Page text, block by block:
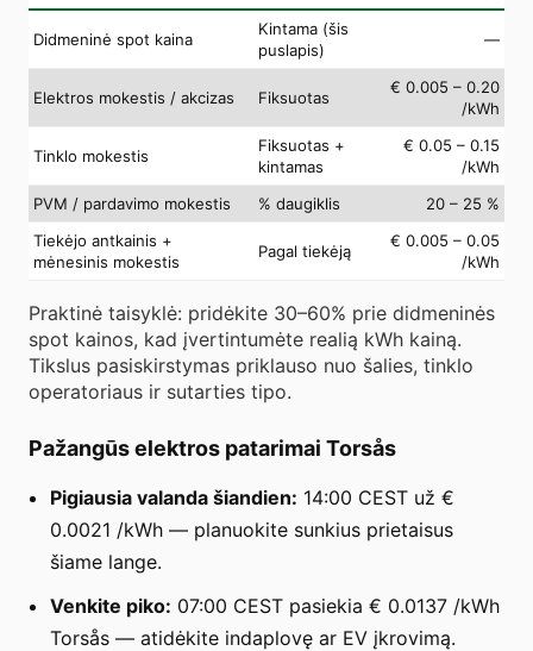
Didmeninė spot kaina
Kintama (šis
puslapis)
—
Elektros mokestis / akcizas Fiksuotas
€ 0.005 – 0.20
/kWh
Tinklo mokestis
Fiksuotas +
kintamas
€ 0.05 – 0.15
/kWh
PVM / pardavimo mokestis
% daugiklis
20 – 25 %
Tiekėjo antkainis +
mėnesinis mokestis
Pagal tiekėją
€ 0.005 – 0.05
/kWh
Praktinė taisyklė: pridėkite 30–60% prie didmeninės
spot kainos, kad įvertintumėte realią kWh kainą.
Tikslus pasiskirstymas priklauso nuo šalies, tinklo
operatoriaus ir sutarties tipo.
Pažangūs elektros patarimai Torsås
Pigiausia valanda šiandien: 14:00 CEST už €
0.0021 /kWh — planuokite sunkius prietaisus
šiame lange.
Venkite piko: 07:00 CEST pasiekia € 0.0137 /kWh
Torsås — atidėkite indaplovę ar EV įkrovimą.